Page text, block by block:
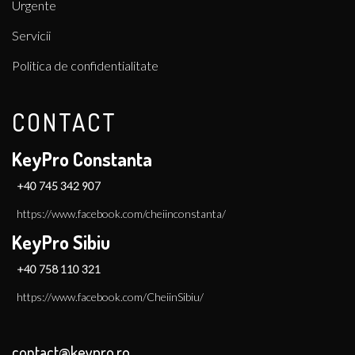
Urgente
Servicii
Politica de confidentialitate
CONTACT
KeyPro Constanta
+40 745 342 907
https://www.facebook.com/cheiinconstanta/
KeyPro Sibiu
+40 758 110 321
https://www.facebook.com/CheiinSibiu/